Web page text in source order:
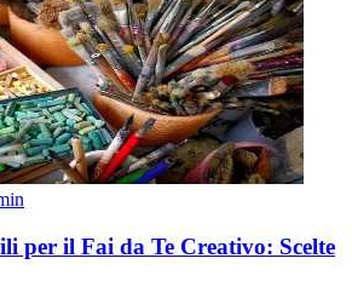
per il Fai da Te Creativo: Scelte